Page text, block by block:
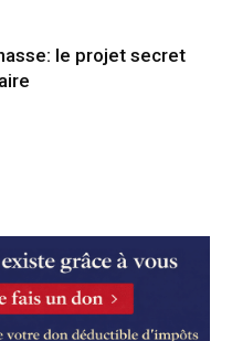
le projet secret